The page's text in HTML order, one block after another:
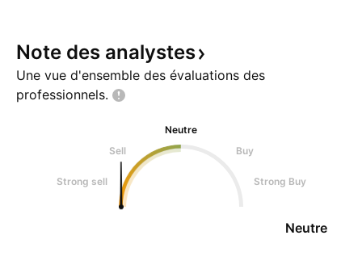
Note des analystes
Une vue d'ensemble des évaluations des
professionnels.
Neutre
Sell
Buy
Strong sell Strong Buy
Neutre